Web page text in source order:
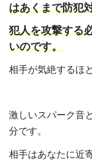
はあくまで防犯
犯人を攻撃する
いのです。
相手が気絶するほ
激しいスパーク音
分です。
相手はあなたに近